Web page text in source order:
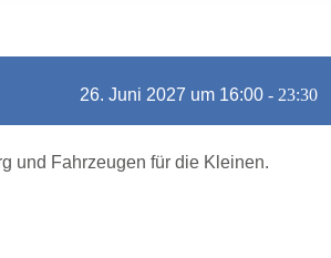
26. Juni 2027 um 16:00 - 23:30
und Fahrzeugen für die Kleinen.